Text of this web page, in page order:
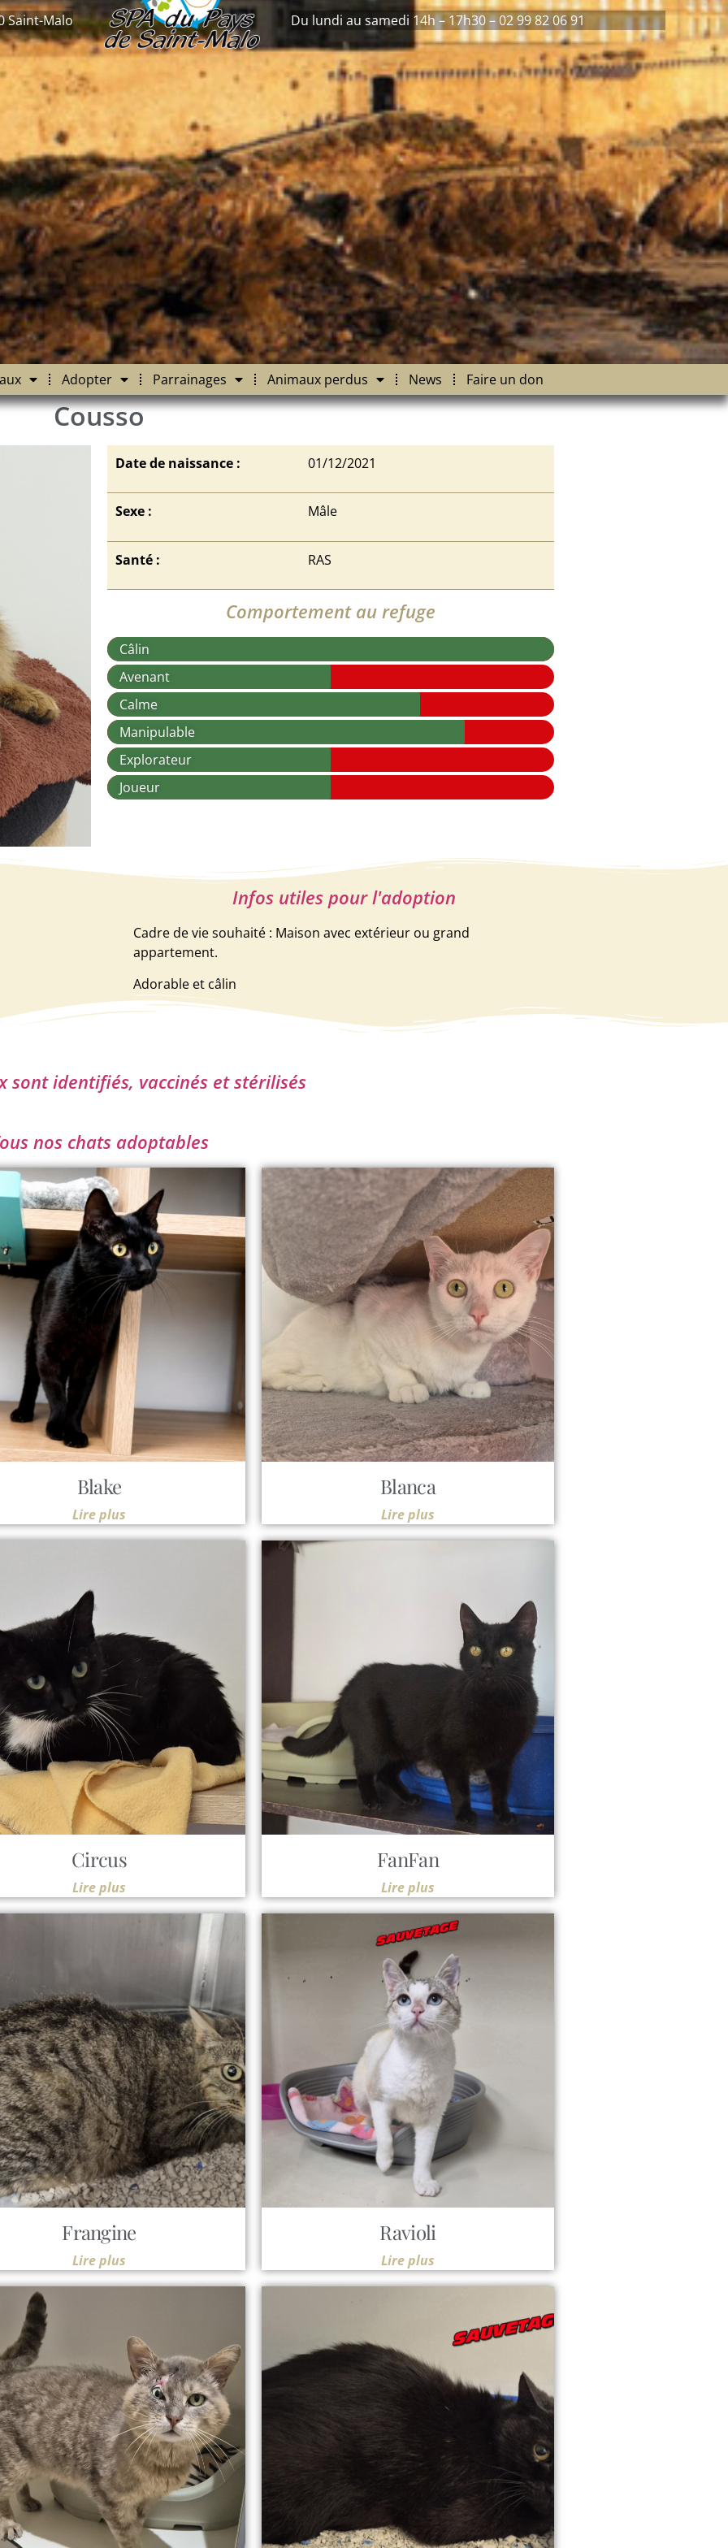
Saint-Malo Du lundi au samedi 14h – 17h30 – 02 99 82 06 91
Adopter Parrainages Animaux perdus News Faire un don
Cousso
Date de naissance : 01/12/2021
Sexe : Mâle
Santé : RAS
Comportement au refuge
Câlin
Avenant
Calme
Manipulable
Explorateur
Joueur
Infos utiles pour l'adoption
Cadre de vie souhaité : Maison avec extérieur ou grand
appartement.
Adorable et câlin
sont identifiés, vaccinés et stérilisés
nos chats adoptables
Blake
Lire plus
Blanca
Lire plus
Circus
Lire plus
FanFan
Lire plus
Frangine
Lire plus
Ravioli
Lire plus